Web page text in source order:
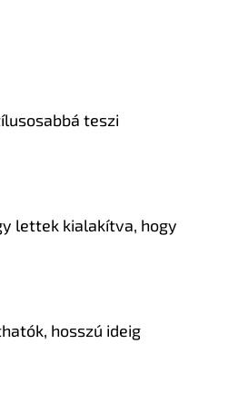
teszi
lettek kialakítva, hogy
hosszú ideig